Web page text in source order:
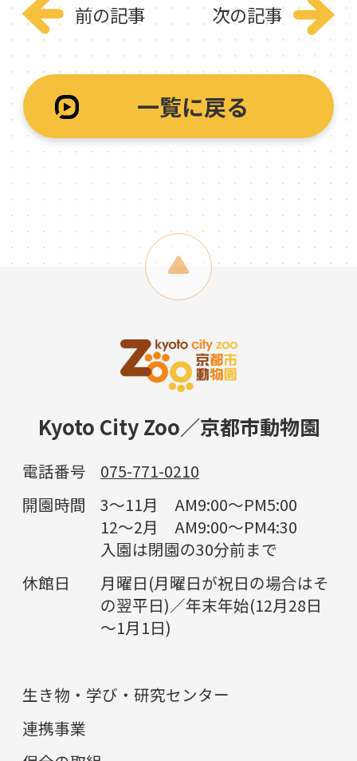
前の記事
一覧に戻る
次の記事
Kyoto City Zoo／京都市動物園
電話番号
075-771-0210
開園時間
3～11月 AM9:00～PM5:00
12～2月 AM9:00～PM4:30
入園は閉園の30分前まで
休館日
月曜日(月曜日が祝日の場合はそ
の翌平日)／年末年始(12月28日
～1月1日)
生き物・学び・研究センター
連携事業